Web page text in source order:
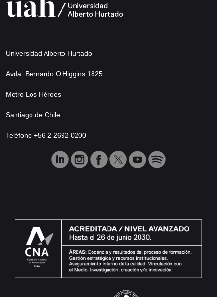
Universidad Alberto Hurtado
Avda. Bernardo O’Higgins 1825
Metro Los Héroes
Santiago de Chile
Teléfono +56 2 2692 0200